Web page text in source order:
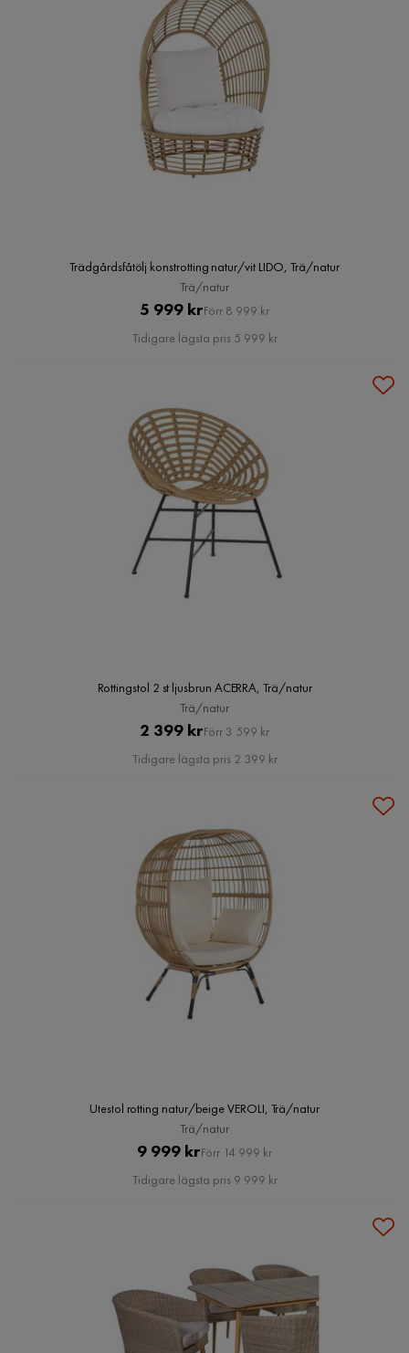
Trädgårdsfåtölj konstrotting natur/vit LIDO, Trä/natur
Trä/natur
Pris
5 999 krOriginal
Pris
Förr 8 999 kr
Tidigare lägsta pris 5 999 kr
Rottingstol 2 st ljusbrun ACERRA, Trä/natur
Trä/natur
Pris
2 399 krOriginal
Pris
Förr 3 599 kr
Tidigare lägsta pris 2 399 kr
Utestol rotting natur/beige VEROLI, Trä/natur
Trä/natur
Pris
9 999 krOriginal
Pris
Förr 14 999 kr
Tidigare lägsta pris 9 999 kr